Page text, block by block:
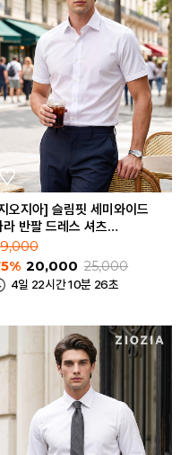
오지아] 슬림핏 세미와이드
라 반팔 드레스 셔츠
20,000 25,000
4일 22시간 10분 26초